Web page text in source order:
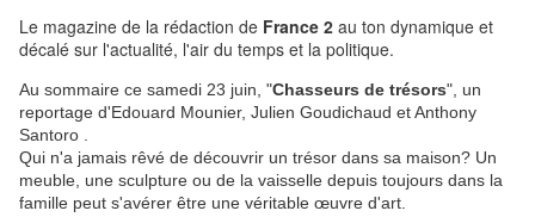
Le magazine de la rédaction de France 2 au ton dynamique et
décalé sur l'actualité, l'air du temps et la politique.
Au sommaire ce samedi 23 juin, "Chasseurs de trésors", un
reportage d'Edouard Mounier, Julien Goudichaud et Anthony
Santoro .
Qui n'a jamais rêvé de découvrir un trésor dans sa maison? Un
meuble, une sculpture ou de la vaisselle depuis toujours dans la
famille peut s'avérer être une véritable œuvre d'art.